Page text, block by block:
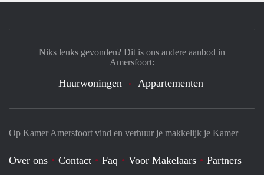
Op Kamer Amersfoort vind en verhuur je makkelijk je Kamer
Over ons Contact Faq Voor Makelaars Partners
Niks leuks gevonden? Dit is ons andere aanbod in
Amersfoort:
Huurwoningen Appartementen